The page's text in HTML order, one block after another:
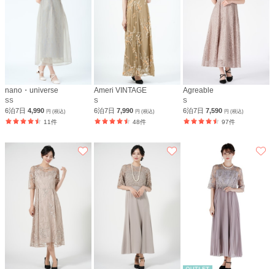
nano・universe
SS
6泊7日 4,990 円 (税込)
11件
Ameri VINTAGE
S
6泊7日7,990円 (税込)
48件
Agreable
S
6泊7日7,590円 (税込)
97件